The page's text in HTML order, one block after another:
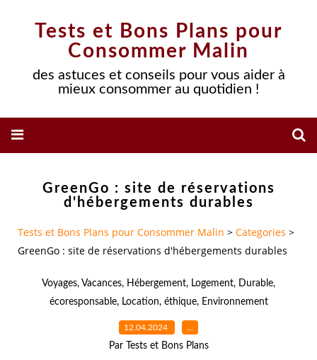
Tests et Bons Plans pour
Consommer Malin
des astuces et conseils pour vous aider à
mieux consommer au quotidien !
GreenGo : site de réservations
d'hébergements durables
Tests et Bons Plans pour Consommer Malin > Categories >
GreenGo : site de réservations d'hébergements durables
Voyages, Vacances, Hébergement, Logement, Durable,
écoresponsable, Location, éthique, Environnement
12.04.2024 …
Par Tests et Bons Plans